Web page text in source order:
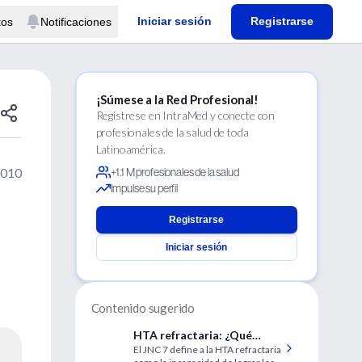
Notificaciones Iniciar sesión Registrarse
¡Súmese a la Red Profesional!
Regístrese en IntraMed y conecte con
profesionales de la salud de toda
Latinoamérica.
+1.1 M profesionales de la salud
Impulse su perfil
Registrarse
Iniciar sesión
Contenido sugerido
HTA refractaria: ¿Qué
debemos hacer?
El JNC 7 define a la HTA refractaria